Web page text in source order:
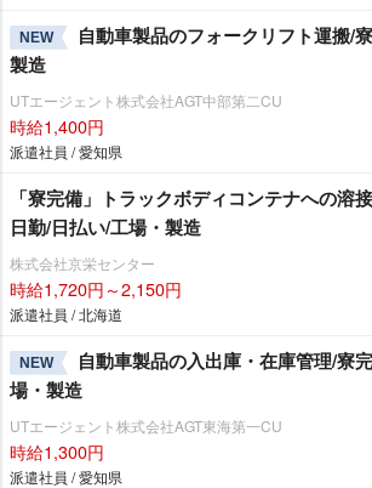
NEW
自動車製品のフォークリフト運搬/
製造
UTエージェント株式会社AGT中部第二CU
時給1,400円
派遣社員 / 愛知県
「寮完備」トラックボディコンテナへの溶
日勤/日払い/工場・製造
株式会社京栄センター
時給1,720円～2,150円
派遣社員 / 北海道
NEW
自動車製品の入出庫・在庫管理/寮
場・製造
UTエージェント株式会社AGT東海第一CU
時給1,300円
派遣社員 / 愛知県